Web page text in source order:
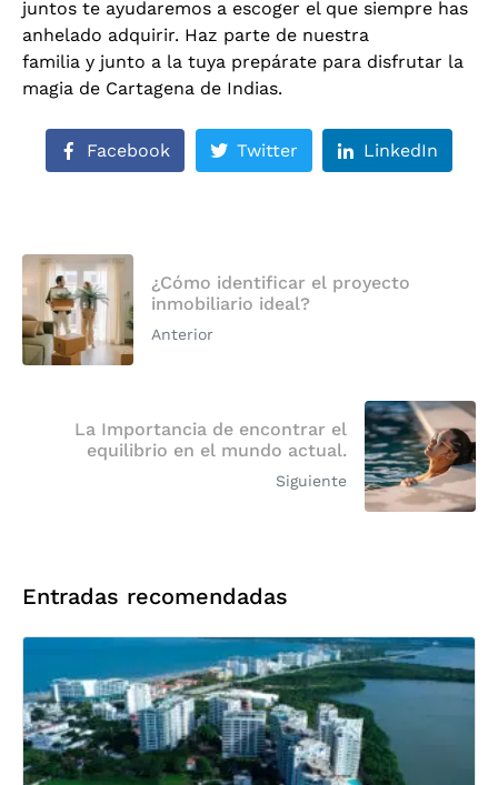
juntos te ayudaremos a escoger el que siempre has
anhelado adquirir. Haz parte de nuestra
familia y junto a la tuya prepárate para disfrutar la
magia de Cartagena de Indias.
Facebook Twitter LinkedIn
¿Cómo identificar el proyecto
inmobiliario ideal?
Anterior
La Importancia de encontrar el
equilibrio en el mundo actual.
Siguiente
Entradas recomendadas